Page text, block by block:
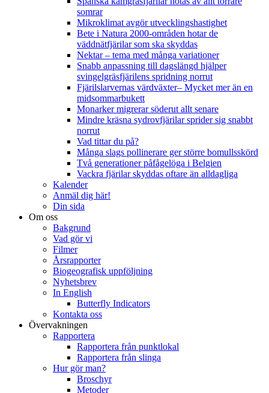
somrar
Mikroklimat avgör utvecklingshastighet
Bete i Natura 2000-områden hotar de
väddnätfjärilar som ska skyddas
Nektar – tema med många variationer
Snabb anpassning till dagslängd hjälper
svingelgräsfjärilens spridning norrut
Fjärilslarvernas värdväxter– Mycket mer än en
midsommarbukett
Monarker migrerar söderut allt senare
Mindre kräsna sydrovfjärilar sprider sig snabbt
norrut
Vad tittar du på?
Många slags pollinerare ger större bomullsskörd
Två generationer påfågelöga i Belgien
Vackra fjärilar skyddas oftare än alldagliga
Kalender
Anmäl dig här!
Din sida
Om oss
Bakgrund
Vad gör vi
Filmer
Årsrapporter
Biogeografisk uppföljning
Nyhetsbrev
In English
Butterfly Indicators
Kontakta oss
Övervakningen
Rapportera
Rapportera från punktlokal
Rapportera från slinga
Hur gör man?
Broschyr
Metoder